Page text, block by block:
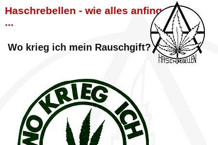
Haschrebellen - wie alles anfing
...
Wo krieg ich mein Rauschgift?